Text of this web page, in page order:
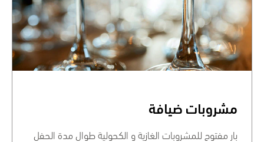
مشروبات ضيافة
بار مفتوح للمشروبات الغازية و الكحولية طوال مدة الحفل